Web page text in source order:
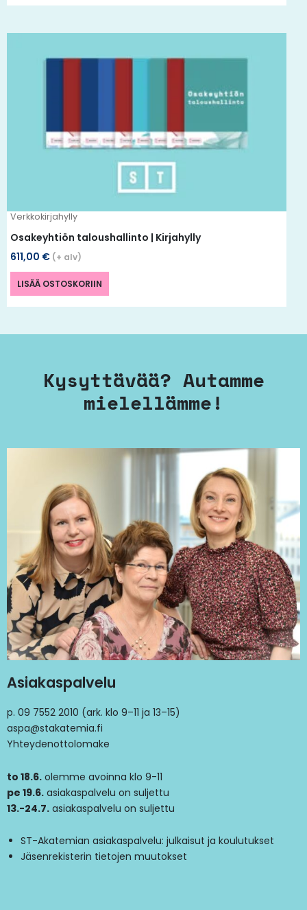
Verkkokirjahylly
Osakeyhtiön taloushallinto | Kirjahylly
611,00 € (+ alv)
LISÄÄ OSTOSKORIIN
Kysyttävää? Autamme
mielellämme!
Asiakaspalvelu
p. 09 7552 2010 (ark. klo 9–11 ja 13–15)
aspa@stakatemia.fi
Yhteydenottolomake
to 18.6. olemme avoinna klo 9-11
pe 19.6. asiakaspalvelu on suljettu
13.-24.7. asiakaspalvelu on suljettu
ST-Akatemian asiakaspalvelu: julkaisut ja koulutukset
Jäsenrekisterin tietojen muutokset